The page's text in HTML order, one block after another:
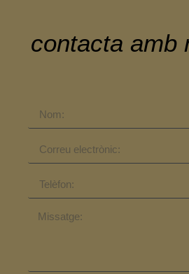
contacta amb